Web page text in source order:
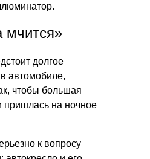
долгое
автомобиле,
чтобы большая
пришлась на ночное
к вопросу